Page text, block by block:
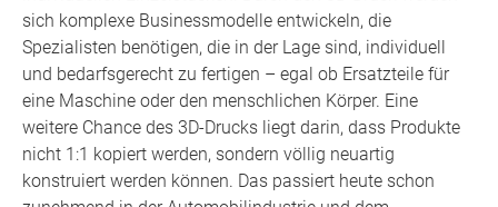
sich komplexe Businessmodelle entwickeln, die
Spezialisten benötigen, die in der Lage sind, individuell
und bedarfsgerecht zu fertigen – egal ob Ersatzteile für
eine Maschine oder den menschlichen Körper. Eine
weitere Chance des 3D-Drucks liegt darin, dass Produkte
nicht 1:1 kopiert werden, sondern völlig neuartig
konstruiert werden können. Das passiert heute schon